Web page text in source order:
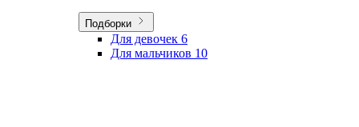
Подборки
Для девочек 6
Для мальчиков 10